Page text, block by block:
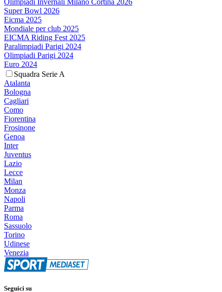
Olimpiadi Invernali Milano Cortina 2026
Super Bowl 2026
Eicma 2025
Mondiale per club 2025
EICMA Riding Fest 2025
Paralimpiadi Parigi 2024
Olimpiadi Parigi 2024
Euro 2024
Squadra Serie A
Atalanta
Bologna
Cagliari
Como
Fiorentina
Frosinone
Genoa
Inter
Juventus
Lazio
Lecce
Milan
Monza
Napoli
Parma
Roma
Sassuolo
Torino
Udinese
Venezia
Seguici su